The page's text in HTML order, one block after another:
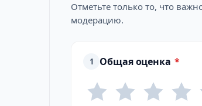
Отметьте только то, что
модерацию.
1 Общая оценка *